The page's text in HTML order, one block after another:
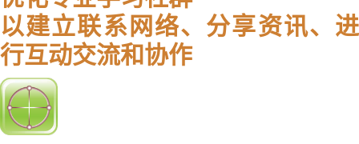
以建立联系网络、分享资讯、进
行互动交流和协作